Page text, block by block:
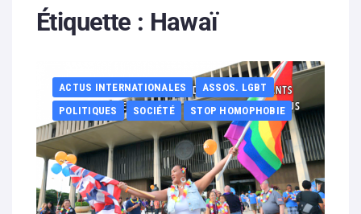
Contenus litigieux
Boutique
Partenaires
Contacts
Hébergement solidaire
Étiquette : Hawaï
ACTUS INTERNATIONALES
ASSOS. LGBT
POLITIQUES
SOCIÉTÉ STOP HOMOPHOBIE